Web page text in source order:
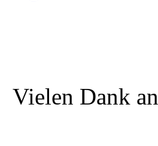
Vielen Dank an